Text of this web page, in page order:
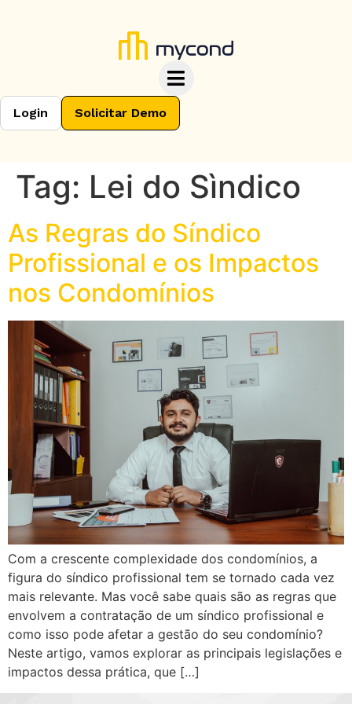
Login Solicitar Demo
Tag: Lei do Sìndico
As Regras do Síndico
Profissional e os Impactos
nos Condomínios
Com a crescente complexidade dos condomínios, a
figura do síndico profissional tem se tornado cada vez
mais relevante. Mas você sabe quais são as regras que
envolvem a contratação de um síndico profissional e
como isso pode afetar a gestão do seu condomínio?
Neste artigo, vamos explorar as principais legislações e
impactos dessa prática, que […]